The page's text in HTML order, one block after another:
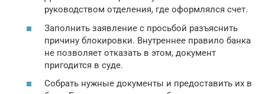
руководством отделения, где оформлялся счет.
Заполнить заявление с просьбой разъяснить
причину блокировки. Внутреннее правило банка
не позволяет отказать в этом, документ
пригодится в суде.
Собрать нужные документы и предоставить их в